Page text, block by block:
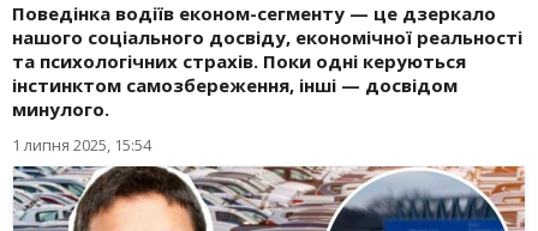
Поведінка водіїв економ-сегменту — це дзеркало
нашого соціального досвіду, економічної реальності
та психологічних страхів. Поки одні керуються
інстинктом самозбереження, інші — досвідом
минулого.
1 липня 2025, 15:54